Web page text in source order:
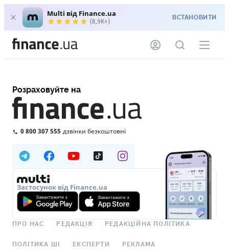
Multi від Finance.ua
(8,9K+) ВСТАНОВИТИ
Розраховуйте на
0 800 307 555 дзвінки безкоштовні
Застосунок від Finance.ua
ПРО НАС РЕДАКЦІЯ РЕДАКЦІЙНА ПОЛІТИКА
ПОЛІТИКА ШІ ЕКСПЕРТИ РЕКЛАМА